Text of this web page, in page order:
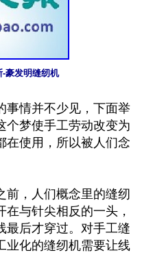
豪发明缝纫机
事情并不少见，下面举
个梦使手工劳动改变为
在使用，所以被人们念
前，人们概念里的缝纫
与针尖相反的一头，
最后才穿过。对手工缝
业化的缝纫机需要让线